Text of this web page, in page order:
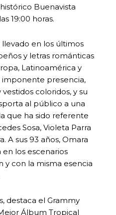
Buenavista
19:00 horas.
llevado en los últimos
y letras románticas
Latinoamérica y
imponente presencia,
coloridos, y su
al público a una
que ha sido referente
Sosa, Violeta Parra
A sus 93 años, Omara
los escenarios
y con la misma esencia
destaca el Grammy
Álbum Tropical